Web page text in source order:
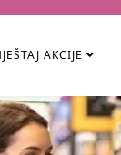
AKCIJE